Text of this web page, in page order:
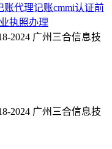
账代理记账cmmi认证前
执照办理
2024 广州三合信息技
2024 广州三合信息技